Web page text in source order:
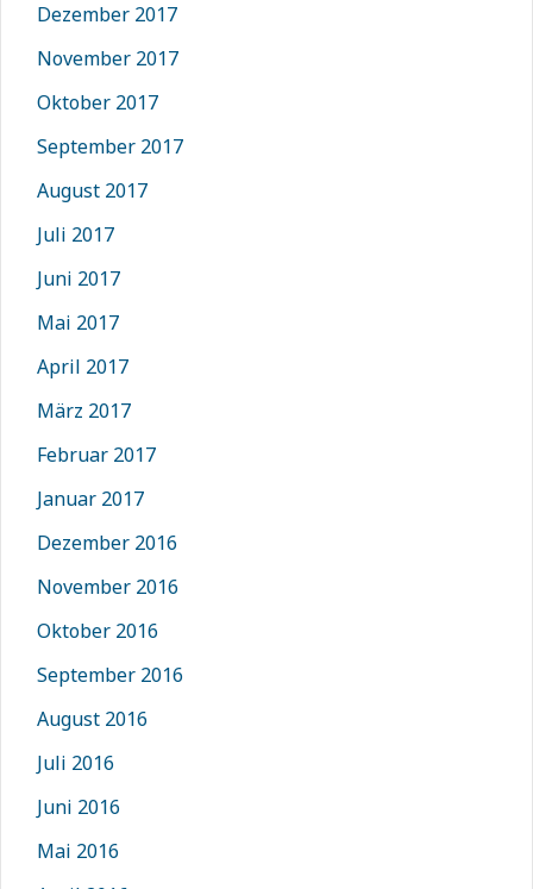
Dezember 2017
November 2017
Oktober 2017
September 2017
August 2017
Juli 2017
Juni 2017
Mai 2017
April 2017
März 2017
Februar 2017
Januar 2017
Dezember 2016
November 2016
Oktober 2016
September 2016
August 2016
Juli 2016
Juni 2016
Mai 2016